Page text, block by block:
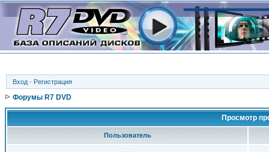
Вход · Регистрация
Форумы R7 DVD
Просмотр
Пользователь